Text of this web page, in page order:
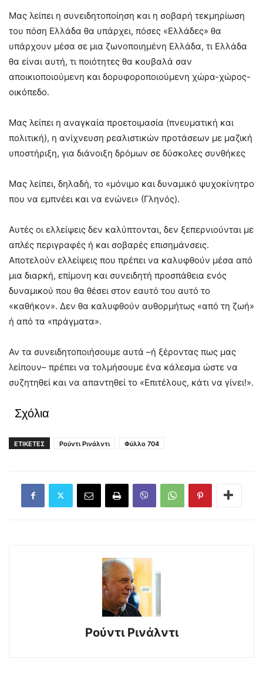
Μας λείπει η συνειδητοποίηση και η σοβαρή τεκμηρίωση
του πόση Ελλάδα θα υπάρχει, πόσες «Ελλάδες» θα
υπάρχουν μέσα σε μια ζωνοποιημένη Ελλάδα, τι Ελλάδα
θα είναι αυτή, τι ποιότητες θα κουβαλά σαν
αποικιοποιούμενη και δορυφοροποιούμενη χώρα-χώρος-
οικόπεδο.
Μας λείπει η αναγκαία προετοιμασία (πνευματική και
πολιτική), η ανίχνευση ρεαλιστικών προτάσεων με μαζική
υποστήριξη, για διάνοιξη δρόμων σε δύσκολες συνθήκες
Μας λείπει, δηλαδή, το «μόνιμο και δυναμικό ψυχοκίνητρο
που να εμπνέει και να ενώνει» (Γληνός).
Αυτές οι ελλείψεις δεν καλύπτονται, δεν ξεπερνιούνται με
απλές περιγραφές ή και σοβαρές επισημάνσεις.
Αποτελούν ελλείψεις που πρέπει να καλυφθούν μέσα από
μια διαρκή, επίμονη και συνειδητή προσπάθεια ενός
δυναμικού που θα θέσει στον εαυτό του αυτό το
«καθήκον». Δεν θα καλυφθούν αυθορμήτως «από τη ζωή»
ή από τα «πράγματα».
Αν τα συνειδητοποιήσουμε αυτά –ή ξέροντας πως μας
λείπουν– πρέπει να τολμήσουμε ένα κάλεσμα ώστε να
συζητηθεί και να απαντηθεί το «Επιτέλους, κάτι να γίνει!».
Σχόλια
ΕΤΙΚΕΤΕΣ Ρούντι Ρινάλντι Φύλλο 704
Ρούντι Ρινάλντι